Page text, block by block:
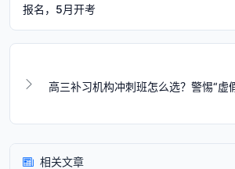
报名，5月开考
高三补习机构冲刺班怎么选？警惕“虚
相关文章